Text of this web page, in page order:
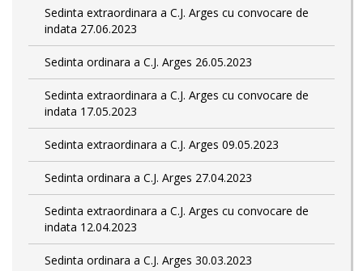
Sedinta extraordinara a C.J. Arges cu convocare de
indata 27.06.2023
Sedinta ordinara a C.J. Arges 26.05.2023
Sedinta extraordinara a C.J. Arges cu convocare de
indata 17.05.2023
Sedinta extraordinara a C.J. Arges 09.05.2023
Sedinta ordinara a C.J. Arges 27.04.2023
Sedinta extraordinara a C.J. Arges cu convocare de
indata 12.04.2023
Sedinta ordinara a C.J. Arges 30.03.2023